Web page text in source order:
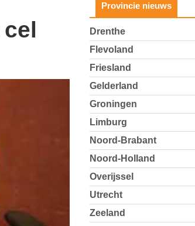
Provincie nieuws
Drenthe
Flevoland
Friesland
Gelderland
Groningen
Limburg
Noord-Brabant
Noord-Holland
Overijssel
Utrecht
Zeeland